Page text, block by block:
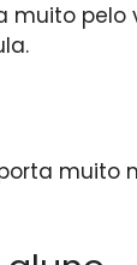
muito
muito